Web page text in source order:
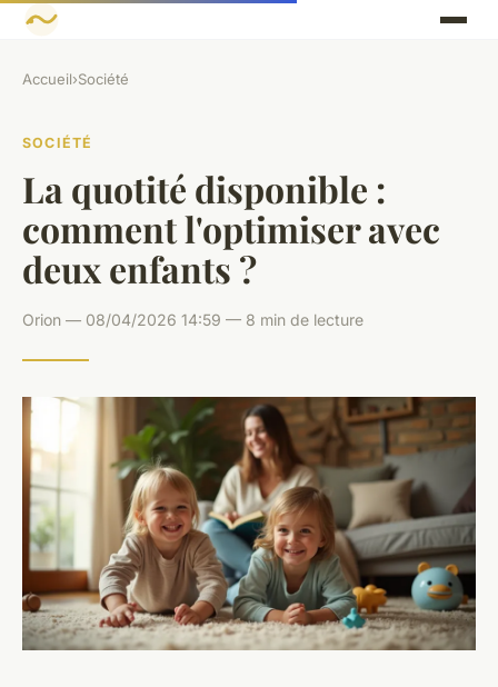
Accueil›Société
SOCIÉTÉ
La quotité disponible :
comment l'optimiser avec
deux enfants ?
Orion — 08/04/2026 14:59 — 8 min de lecture